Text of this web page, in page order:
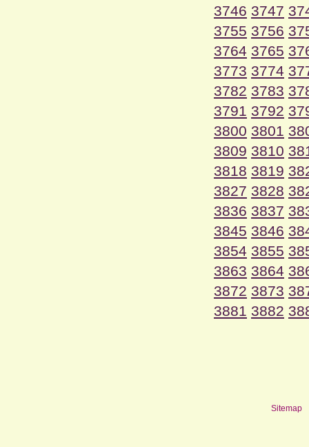
3746 3747
3755 3756
3764 3765
3773 3774
3782 3783
3791 3792
3800 3801
3809 3810
3818 3819
3827 3828
3836 3837
3845 3846
3854 3855
3863 3864
3872 3873
3881 3882
Sitemap